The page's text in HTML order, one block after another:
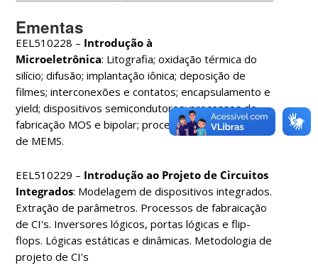
Ementas
EEL510228 – Introdução à
Microeletrônica: Litografia; oxidação térmica do
silício; difusão; implantação iônica; deposição de
filmes; interconexões e contatos; encapsulamento e
yield; dispositivos semicondutores; processos de
fabricação MOS e bipolar; processos de fabricação
de MEMS.
EEL510229 – Introdução ao Projeto de Circuitos
Integrados: Modelagem de dispositivos integrados.
Extração de parâmetros. Processos de fabraicação
de CI's. Inversores lógicos, portas lógicas e flip-
flops. Lógicas estáticas e dinâmicas. Metodologia de
projeto de CI's